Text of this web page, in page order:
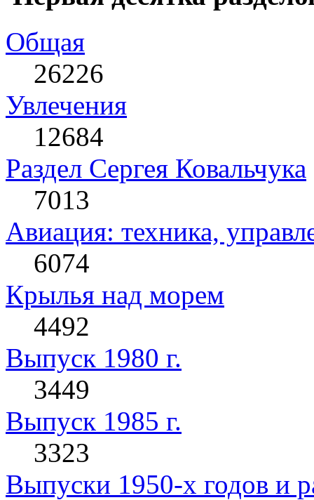
Общая
26226
Увлечения
12684
Раздел Сергея Ковальчука
7013
Авиация: техника,
6074
Крылья над морем
4492
Выпуск 1980 г.
3449
Выпуск 1985 г.
3323
Выпуски 1950-х годов и